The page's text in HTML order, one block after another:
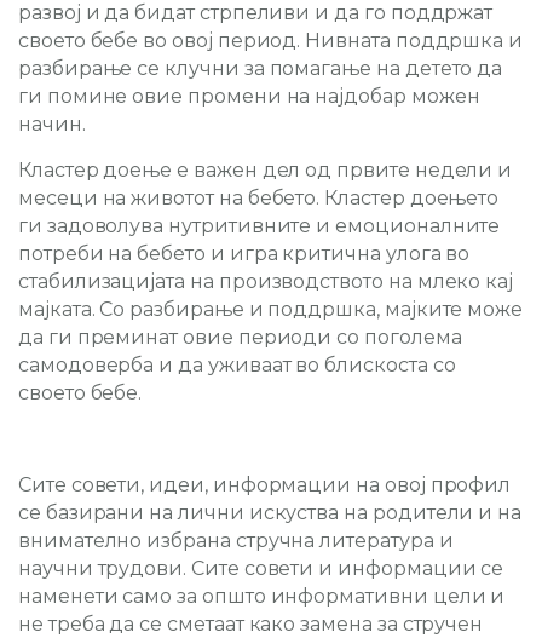
развој и да бидат стрпеливи и да го поддржат
своето бебе во овој период. Нивната поддршка и
разбирање се клучни за помагање на детето да
ги помине овие промени на најдобар можен
начин.
Кластер доење е важен дел од првите недели и
месеци на животот на бебето. Кластер доењето
ги задоволува нутритивните и емоционалните
потреби на бебето и игра критична улога во
стабилизацијата на производството на млеко кај
мајката. Со разбирање и поддршка, мајките може
да ги преминат овие периоди со поголема
самодоверба и да уживаат во блискоста со
своето бебе.
Сите совети, идеи, информации на овој профил
се базирани на лични искуства на родители и на
внимателно избрана стручна литература и
научни трудови. Сите совети и информации се
наменети само за општо информативни цели и
не треба да се сметаат како замена за стручен